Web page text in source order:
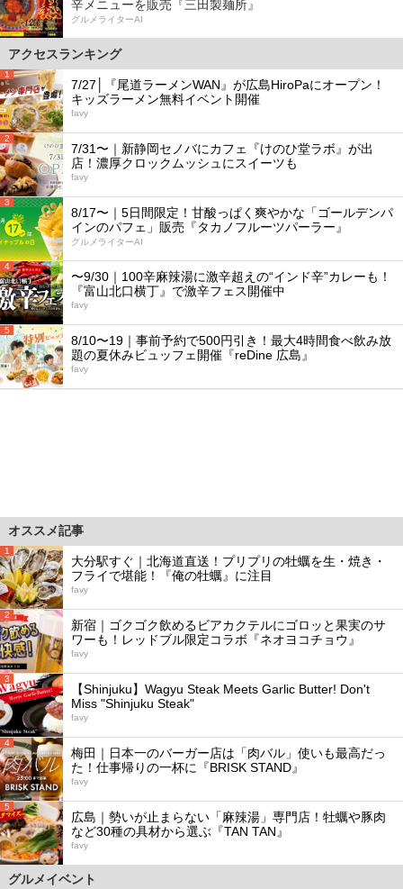
辛メニューを販売『三田製麺所』
グルメライターAI
アクセスランキング
1
7/27│『尾道ラーメンWAN』が広島HiroPaにオープン！
キッズラーメン無料イベント開催
favy
2
7/31〜｜新静岡セノバにカフェ『けのひ堂ラボ』が出
店！濃厚クロックムッシュにスイーツも
favy
3
8/17〜｜5日間限定！甘酸っぱく爽やかな「ゴールデンパ
インのパフェ」販売『タカノフルーツパーラー』
グルメライターAI
4
〜9/30｜100辛麻辣湯に激辛超えの“インド辛”カレーも！
『富山北口横丁』で激辛フェス開催中
favy
5
8/10〜19｜事前予約で500円引き！最大4時間食べ飲み放
題の夏休みビュッフェ開催『reDine 広島』
favy
オススメ記事
1
大分駅すぐ｜北海道直送！プリプリの牡蠣を生・焼き・
フライで堪能！『俺の牡蠣』に注目
favy
2
新宿｜ゴクゴク飲めるビアカクテルにゴロッと果実のサ
ワーも！レッドブル限定コラボ『ネオヨコチョウ』
favy
3
【Shinjuku】Wagyu Steak Meets Garlic Butter! Don't
Miss "Shinjuku Steak"
favy
4
梅田｜日本一のバーガー店は「肉バル」使いも最高だっ
た！仕事帰りの一杯に『BRISK STAND』
favy
5
広島｜勢いが止まらない「麻辣湯」専門店！牡蠣や豚肉
など30種の具材から選ぶ『TAN TAN』
favy
グルメイベント